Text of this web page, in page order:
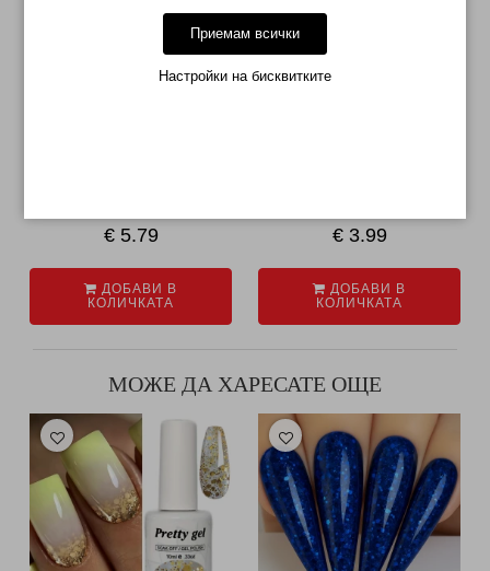
€ 5.79
ДОБАВИ В
КОЛИЧКАТА
€ 3.99
ДОБАВИ В
КОЛИЧКАТА
МОЖЕ ДА ХАРЕСАТЕ ОЩЕ
Приемам всички
Настройки на бисквитките